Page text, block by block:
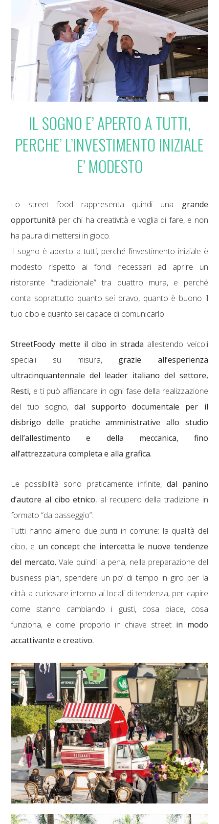
IL SOGNO E’ APERTO A TUTTI,
PERCHE’ L’INVESTIMENTO INIZIALE
E’ MODESTO
Lo street food rappresenta quindi una grande
opportunità per chi ha creatività e voglia di fare, e non
ha paura di mettersi in gioco.
Il sogno è aperto a tutti, perché l’investimento iniziale è
modesto rispetto ai fondi necessari ad aprire un
ristorante “tradizionale” tra quattro mura, e perché
conta soprattutto quanto sei bravo, quanto è buono il
tuo cibo e quanto sei capace di comunicarlo.
StreetFoody mette il cibo in strada allestendo veicoli
speciali su misura, grazie all’esperienza
ultracinquantennale del leader italiano del settore,
Resti, e ti può affiancare in ogni fase della realizzazione
del tuo sogno,dal supporto documentale per il
disbrigo delle pratiche amministrative allo studio
dell’allestimento e della meccanica, fino
all’attrezzatura completa e alla grafica.
Le possibilità sono praticamente infinite, dal panino
d’autore al cibo etnico, al recupero della tradizione in
formato “da passeggio”.
Tutti hanno almeno due punti in comune: la qualità del
cibo, e un concept che intercetta le nuove tendenze
del mercato. Vale quindi la pena, nella preparazione del
business plan, spendere un po’ di tempo in giro per la
città a curiosare intorno ai locali di tendenza, per capire
come stanno cambiando i gusti, cosa piace, cosa
funziona, e come proporlo in chiave street in modo
accattivante e creativo.